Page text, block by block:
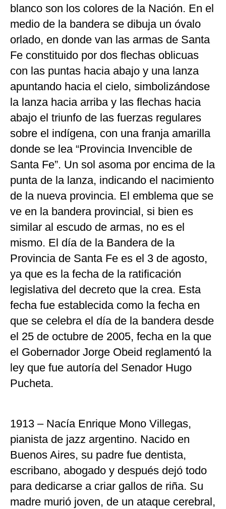
blanco son los colores de la Nación. En el
medio de la bandera se dibuja un óvalo
orlado, en donde van las armas de Santa
Fe constituido por dos flechas oblicuas
con las puntas hacia abajo y una lanza
apuntando hacia el cielo, simbolizándose
la lanza hacia arriba y las flechas hacia
abajo el triunfo de las fuerzas regulares
sobre el indígena, con una franja amarilla
donde se lea “Provincia Invencible de
Santa Fe”. Un sol asoma por encima de la
punta de la lanza, indicando el nacimiento
de la nueva provincia. El emblema que se
ve en la bandera provincial, si bien es
similar al escudo de armas, no es el
mismo. El día de la Bandera de la
Provincia de Santa Fe es el 3 de agosto,
ya que es la fecha de la ratificación
legislativa del decreto que la crea. Esta
fecha fue establecida como la fecha en
que se celebra el día de la bandera desde
el 25 de octubre de 2005, fecha en la que
el Gobernador Jorge Obeid reglamentó la
ley que fue autoría del Senador Hugo
Pucheta.
1913 – Nacía Enrique Mono Villegas,
pianista de jazz argentino. Nacido en
Buenos Aires, su padre fue dentista,
escribano, abogado y después dejó todo
para dedicarse a criar gallos de riña. Su
madre murió joven, de un ataque cerebral,